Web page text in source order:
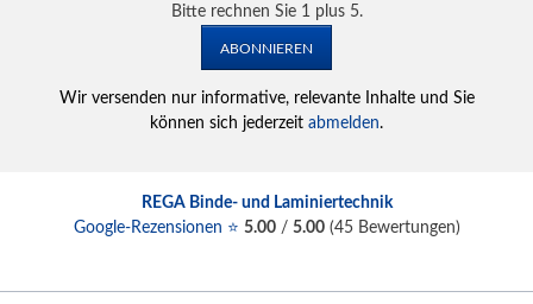
Bitte rechnen Sie 1 plus 5.
ABONNIEREN
Wir versenden nur informative, relevante Inhalte und Sie
können sich jederzeit abmelden.
REGA Binde- und Laminiertechnik
Google-Rezensionen ⭐ 5.00/ 5.00(45Bewertungen)